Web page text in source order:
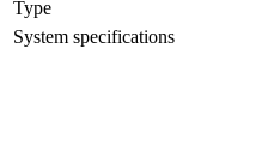
Type
System specifications